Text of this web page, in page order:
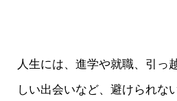
人生には、進学や就職、引っ
しい出会いなど、避けられな